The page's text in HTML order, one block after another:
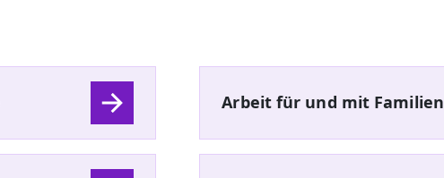
Arbeit für und mit Familien